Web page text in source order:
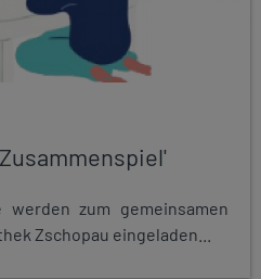
zum gemeinsamen
Zschopau eingeladen...